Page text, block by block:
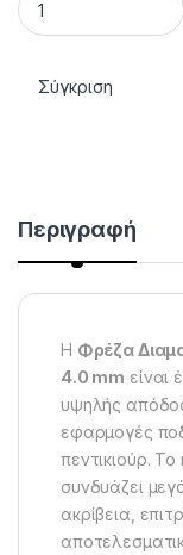
Σύγκριση
Περιγραφή
Η Φρέζα
4.0 mm είναι
υψηλής
εφαρμογές
πεντικιούρ.
συνδυάζει
ακρίβεια,